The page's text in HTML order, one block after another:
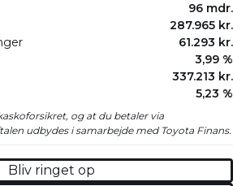
96 mdr.
287.965 kr.
61.293 kr.
3,99 %
337.213 kr.
5,23 %
og at du betaler via
udbydes i samarbejde med Toyota Finans.
Bliv ringet op